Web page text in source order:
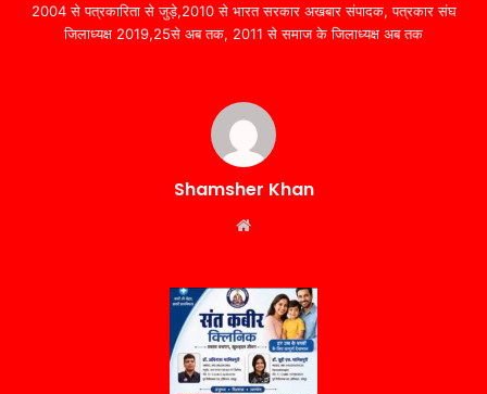
2004 से पत्रकारिता से जुड़े,2010 से भारत सरकार अखबार संपादक, पत्रकार संघ
जिलाध्यक्ष 2019,25से अब तक, 2011 से समाज के जिलाध्यक्ष अब तक
Shamsher Khan